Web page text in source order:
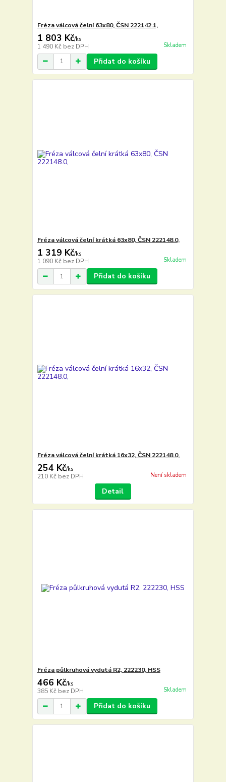
Fréza válcová čelní 63x80, ČSN 222142.1,
1 803 Kč/ks
1 490 Kč bez DPH Skladem
Přidat do košíku
Fréza válcová čelní krátká 63x80, ČSN 222148.0,
1 319 Kč/ks
1 090 Kč bez DPH Skladem
Přidat do košíku
Fréza válcová čelní krátká 16x32, ČSN 222148.0,
254 Kč/ks
210 Kč bez DPH Není skladem
Detail
Fréza půlkruhová vydutá R2, 222230, HSS
466 Kč/ks
385 Kč bez DPH Skladem
Přidat do košíku